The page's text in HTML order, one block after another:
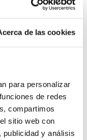
de las cookies
para personalizar
de redes
compartimos
sitio web con
y análisis
DE CANTABRIA|